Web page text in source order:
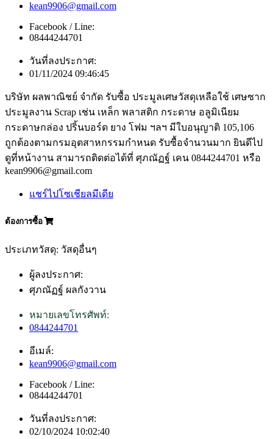
kean9906@gmail.com
Facebook / Line:
08444244701
วันที่ลงประกาศ:
01/11/2024 09:46:45
บริษัท ผลพาณิชย์ จำกัด รับซื้อ ประมูลเศษวัสดุเหลือใช้ เศษซาก
ประมูลงาน Scrap เช่น เหล็ก พลาสติก กระดาษ อลูมิเนียม
กระดาษกล่อง ปริ้นบอร์ด ยาง โฟม ฯลฯ มีใบอนุญาติ 105,106
ถูกต้องตามกรมอุตสาหกรรมกำหนด รับซื้อจำนวนมาก ยินดีไป
ดูที่หน้างาน สามารถติดต่อได้ที่ ศุภณัฏฐ์ เคน 0844244701 หรือ
kean9906@gmail.com
แชร์ไปโซเชียลมีเดีย
ต้องการซื้อ
ประเภทวัสดุ: วัสดุอื่นๆ
ผู้ลงประกาศ:
ศุภณัฏฐ์ ผลกังวาน
หมายเลขโทรศัพท์:
0844244701
อีเมล์:
kean9906@gmail.com
Facebook / Line:
08444244701
วันที่ลงประกาศ:
02/10/2024 10:02:40